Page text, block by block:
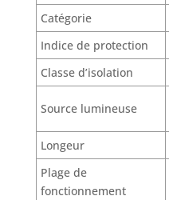
Catégorie
Indice de protection
Classe d’isolation
Source lumineuse
Longeur
Plage de
fonctionnement